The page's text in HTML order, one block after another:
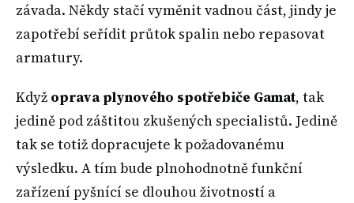
závada. Někdy stačí vyměnit vadnou část, jindy je
zapotřebí seřídit průtok spalin nebo repasovat
armatury.
Když oprava plynového spotřebiče Gamat, tak
jedině pod záštitou zkušených specialistů. Jedině
tak se totiž dopracujete k požadovanému
výsledku. A tím bude plnohodnotně funkční
zařízení pyšnící se dlouhou životností a